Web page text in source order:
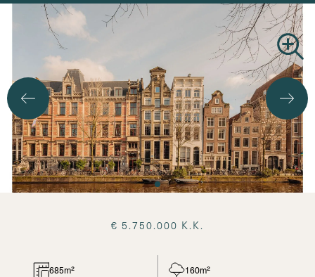
€ 5.750.000 K.K.
685m² 160m²
Search